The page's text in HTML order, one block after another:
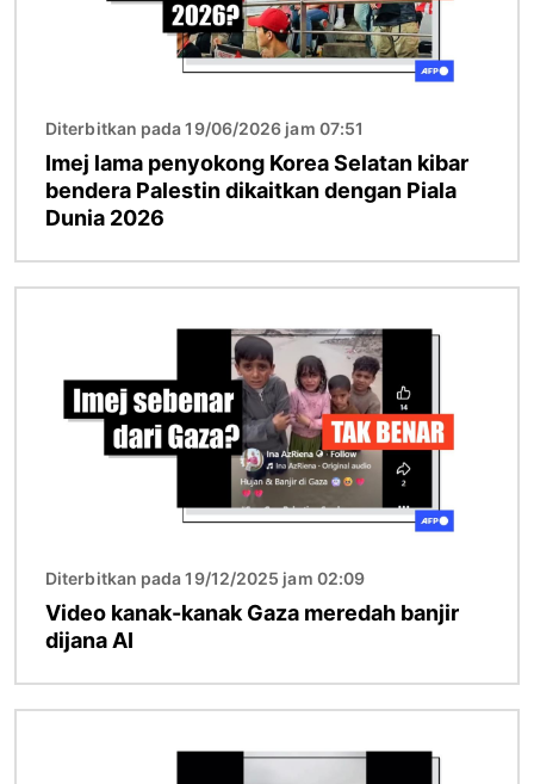
Diterbitkan pada 19/06/2026 jam 07:51
Imej lama penyokong Korea Selatan kibar
bendera Palestin dikaitkan dengan Piala
Dunia 2026
Diterbitkan pada 19/12/2025 jam 02:09
Video kanak-kanak Gaza meredah banjir
dijana AI